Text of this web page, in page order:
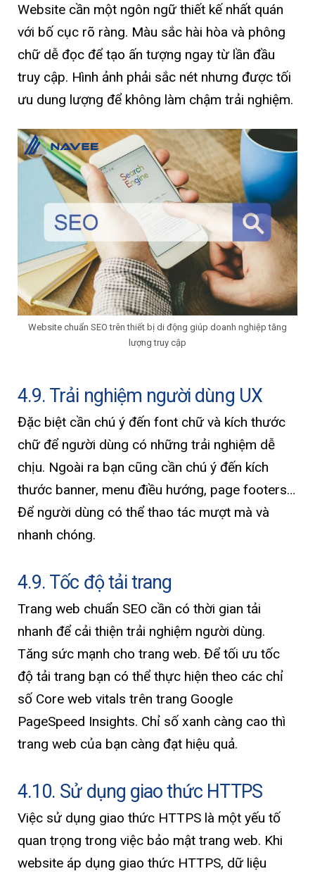
Website cần một ngôn ngữ thiết kế nhất quán
với bố cục rõ ràng. Màu sắc hài hòa và phông
chữ dễ đọc để tạo ấn tượng ngay từ lần đầu
truy cập. Hình ảnh phải sắc nét nhưng được tối
ưu dung lượng để không làm chậm trải nghiệm.
Website chuẩn SEO trên thiết bị di động giúp doanh nghiệp tăng
lượng truy cập
4.9. Trải nghiệm người dùng UX
Đặc biệt cần chú ý đến font chữ và kích thước
chữ để người dùng có những trải nghiệm dễ
chịu. Ngoài ra bạn cũng cần chú ý đến kích
thước banner, menu điều hướng, page footers…
Để người dùng có thể thao tác mượt mà và
nhanh chóng.
4.9. Tốc độ tải trang
Trang web chuẩn SEO cần có thời gian tải
nhanh để cải thiện trải nghiệm người dùng.
Tăng sức mạnh cho trang web. Để tối ưu tốc
độ tải trang bạn có thể thực hiện theo các chỉ
số Core web vitals trên trang Google
PageSpeed ​​Insights. Chỉ số xanh càng cao thì
trang web của bạn càng đạt hiệu quả.
4.10. Sử dụng giao thức HTTPS
Việc sử dụng giao thức HTTPS là một yếu tố
quan trọng trong việc bảo mật trang web. Khi
website áp dụng giao thức HTTPS, dữ liệu